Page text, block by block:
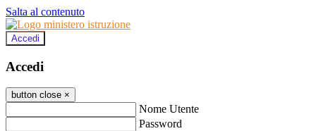
Salta al contenuto
Accedi
Accedi
button close ×
Nome Utente
Password